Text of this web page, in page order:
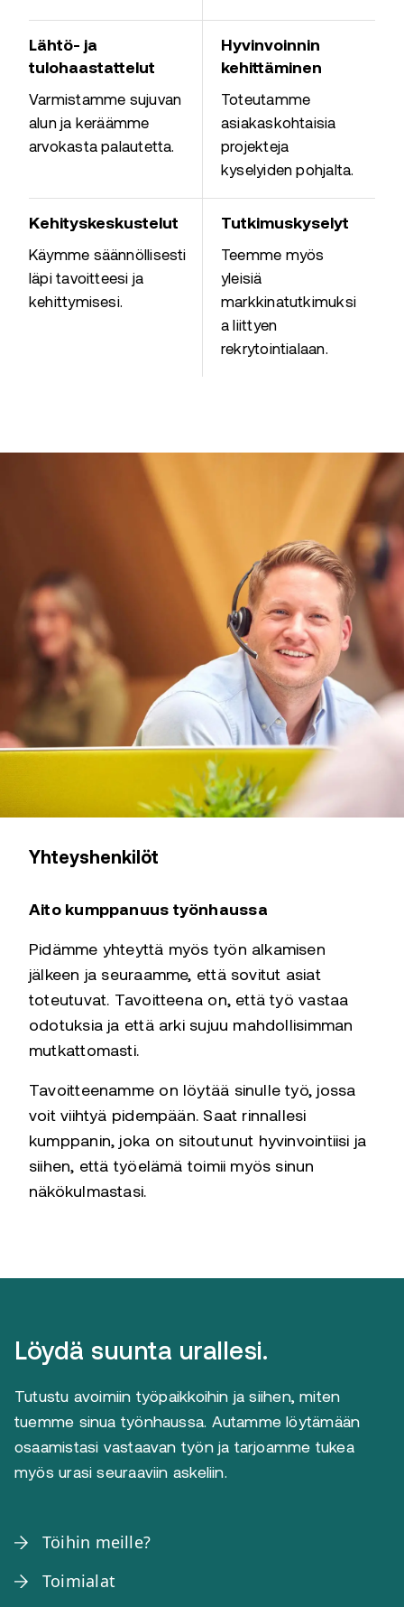
Lähtö- ja
tulohaastattelut
Varmistamme sujuvan
alun ja keräämme
arvokasta palautetta.
Hyvinvoinnin
kehittäminen
Toteutamme
asiakaskohtaisia
projekteja
kyselyiden pohjalta.
Kehityskeskustelut
Käymme säännöllisesti
läpi tavoitteesi ja
kehittymisesi.
Tutkimuskyselyt
Teemme myös
yleisiä
markkinatutkimuksi
a liittyen
rekrytointialaan.
Yhteyshenkilöt
Aito kumppanuus työnhaussa
Pidämme yhteyttä myös työn alkamisen
jälkeen ja seuraamme, että sovitut asiat
toteutuvat. Tavoitteena on, että työ vastaa
odotuksia ja että arki sujuu mahdollisimman
mutkattomasti.
Tavoitteenamme on löytää sinulle työ, jossa
voit viihtyä pidempään. Saat rinnallesi
kumppanin, joka on sitoutunut hyvinvointiisi ja
siihen, että työelämä toimii myös sinun
näkökulmastasi.
Löydä suunta urallesi.
Tutustu avoimiin työpaikkoihin ja siihen, miten
tuemme sinua työnhaussa. Autamme löytämään
osaamistasi vastaavan työn ja tarjoamme tukea
myös urasi seuraaviin askeliin.
Töihin meille?
Toimialat